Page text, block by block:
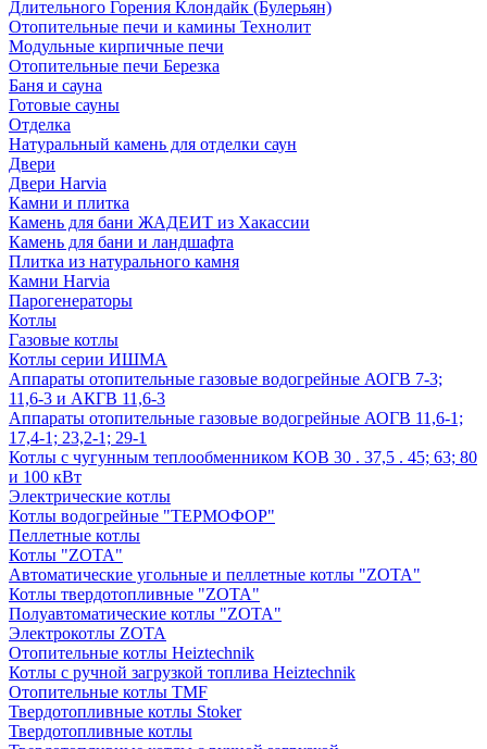
Длительного Горения Клондайк (Булерьян)
Отопительные печи и камины Технолит
Модульные кирпичные печи
Отопительные печи Березка
Баня и сауна
Готовые сауны
Отделка
Натуральный камень для отделки саун
Двери
Двери Harvia
Камни и плитка
Камень для бани ЖАДЕИТ из Хакассии
Камень для бани и ландшафта
Плитка из натурального камня
Камни Harvia
Парогенераторы
Котлы
Газовые котлы
Котлы серии ИШМА
Аппараты отопительные газовые водогрейные АОГВ 7-3;
11,6-3 и АКГВ 11,6-3
Аппараты отопительные газовые водогрейные АОГВ 11,6-1;
17,4-1; 23,2-1; 29-1
Котлы с чугунным теплообменником КОВ 30 . 37,5 . 45; 63; 80
и 100 кВт
Электрические котлы
Котлы водогрейные "ТЕРМОФОР"
Пеллетные котлы
Котлы "ZOTA"
Автоматические угольные и пеллетные котлы "ZOTA"
Котлы твердотопливные "ZOTA"
Полуавтоматические котлы "ZOTA"
Электрокотлы ZOTA
Отопительные котлы Heiztechnik
Котлы с ручной загрузкой топлива Heiztechnik
Отопительные котлы TMF
Твердотопливные котлы Stoker
Твердотопливные котлы